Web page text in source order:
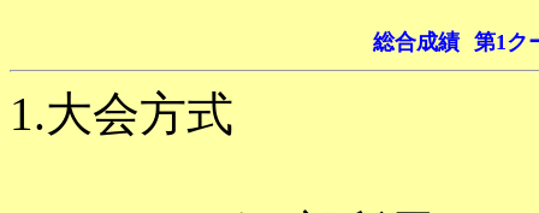
総合成績 第1ク
1.大会方式